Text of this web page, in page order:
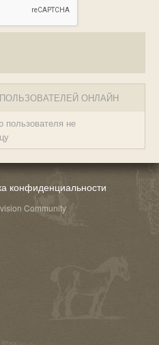
ОНЛАЙН
пользователя не
конфиденциальности
Community